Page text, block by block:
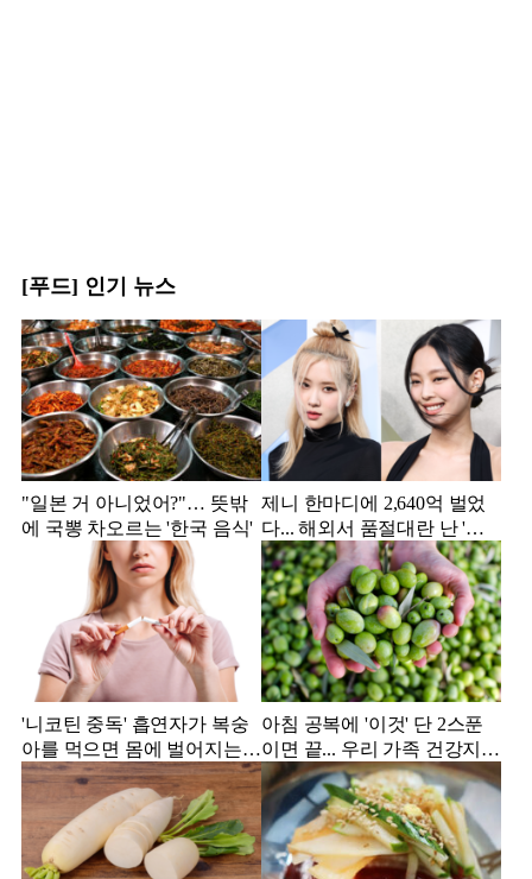
[푸드] 인기 뉴스
"일본 거 아니었어?"… 뜻밖
에 국뽕 차오르는 '한국 음식'
제니 한마디에 2,640억 벌었
다... 해외서 품절대란 난 '한
국 과자'
'니코틴 중독' 흡연자가 복숭
아를 먹으면 몸에 벌어지는
일
아침 공복에 '이것' 단 2스푼
이면 끝... 우리 가족 건강지킴
이는?